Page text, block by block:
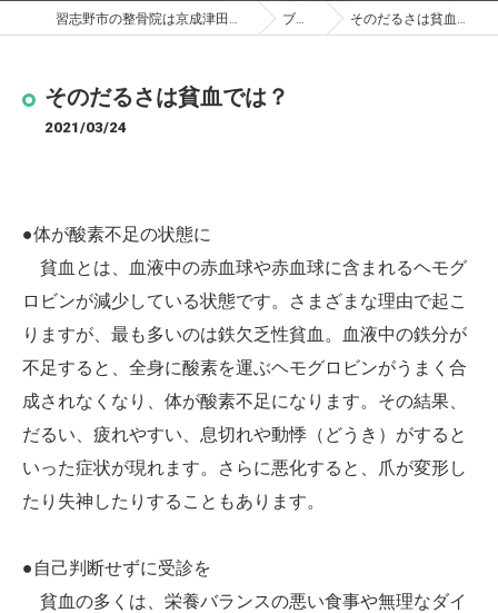
習志野市の整骨院は京成津田沼整骨院 ブログ そのだるさは貧血では？
そのだるさは貧血では？
2021/03/24
●体が酸素不足の状態に
貧血とは、血液中の赤血球や赤血球に含まれるヘモグ
ロビンが減少している状態です。さまざまな理由で起こ
りますが、最も多いのは鉄欠乏性貧血。血液中の鉄分が
不足すると、全身に酸素を運ぶヘモグロビンがうまく合
成されなくなり、体が酸素不足になります。その結果、
だるい、疲れやすい、息切れや動悸（どうき）がすると
いった症状が現れます。さらに悪化すると、爪が変形し
たり失神したりすることもあります。
●自己判断せずに受診を
貧血の多くは、栄養バランスの悪い食事や無理なダイ